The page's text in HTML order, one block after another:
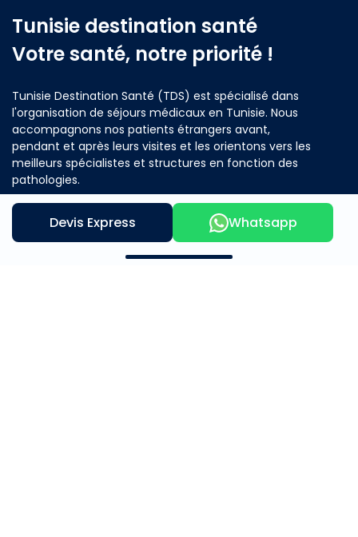
Devis Express Whatsapp
Tunisie destination santé
Votre santé, notre priorité !
Tunisie Destination Santé (TDS) est spécialisé dans
l'organisation de séjours médicaux en Tunisie. Nous
accompagnons nos patients étrangers avant,
pendant et après leurs visites et les orientons vers les
meilleurs spécialistes et structures en fonction des
pathologies.
Contactez nous